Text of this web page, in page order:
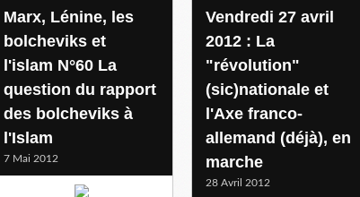
Marx, Lénine, les
bolcheviks et
l'islam N°60 La
question du rapport
des bolcheviks à
l'Islam
7 Mai 2012
Vendredi 27 avril
2012 : La
"révolution"
(sic)nationale et
l'Axe franco-
allemand (déjà), en
marche
28 Avril 2012